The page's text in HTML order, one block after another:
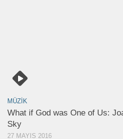
MÜZIK
What if God was One of Us:
Sky
27 MAYIS 2016